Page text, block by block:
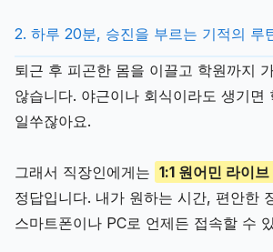
2. 하루 20분, 승진을 부르는 기적의 루
퇴근 후 피곤한 몸을 이끌고 학원까지
않습니다. 야근이나 회식이라도 생기면
일쑤잖아요.
그래서 직장인에게는 1:1 원어민 라이
정답입니다. 내가 원하는 시간, 편안한
스마트폰이나 PC로 언제든 접속할 수